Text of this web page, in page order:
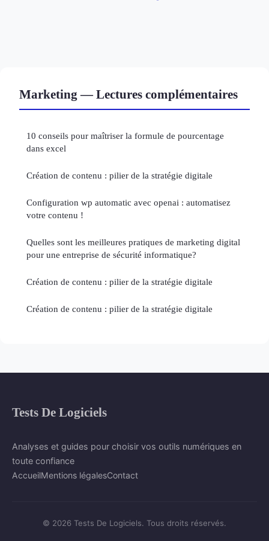
Marketing — Lectures complémentaires
10 conseils pour maîtriser la formule de pourcentage
dans excel
Création de contenu : pilier de la stratégie digitale
Configuration wp automatic avec openai : automatisez
votre contenu !
Quelles sont les meilleures pratiques de marketing digital
pour une entreprise de sécurité informatique?
Création de contenu : pilier de la stratégie digitale
Création de contenu : pilier de la stratégie digitale
Tests De Logiciels
Analyses et guides pour choisir vos outils numériques en
toute confiance
AccueilMentions légalesContact
© 2026 Tests De Logiciels. Tous droits réservés.